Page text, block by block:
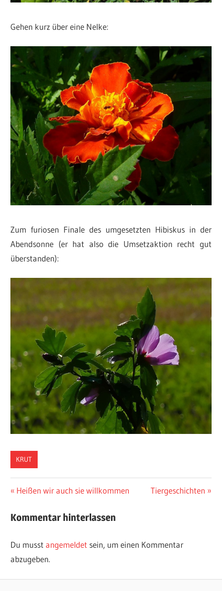
Gehen kurz über eine Nelke:
Zum furiosen Finale des umgesetzten Hibiskus in der
Abendsonne (er hat also die Umsetzaktion recht gut
überstanden):
KRUT
Beitragsnavigation
Vorheriger
Heißen wir auch sie willkommen
Nächster
Tiergeschichten
Kommentar hinterlassen
Du musstangemeldet sein, um einen Kommentar
abzugeben.